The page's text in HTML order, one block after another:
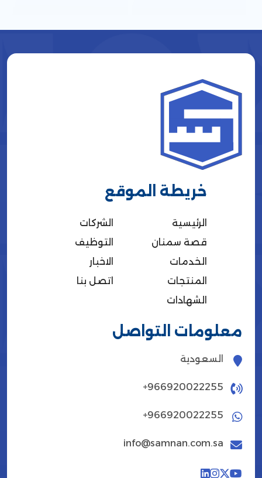
خريطة الموقع
اﻟﺮﺋﻴﺴﻴﺔ
الشركات
قصة سمنان
التوظيف
الخدمات
الاخبار
المنتجات
اتصل بنا
الشهادات
معلومات التواصل
السعودية
+966920022255
+966920022255
info@samnan.com.sa